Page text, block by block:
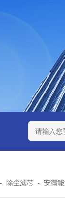
防静电除尘滤
- 除尘滤芯 -安满